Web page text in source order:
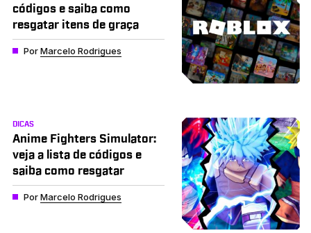
códigos e saiba como
resgatar itens de graça
PorMarcelo Rodrigues
DICAS
Anime Fighters Simulator:
veja a lista de códigos e
saiba como resgatar
PorMarcelo Rodrigues